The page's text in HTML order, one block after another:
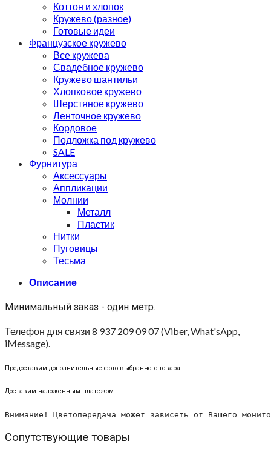
Коттон и хлопок
Кружево (разное)
Готовые идеи
Французское кружево
Все кружева
Свадебное кружево
Кружево шантильи
Хлопковое кружево
Шерстяное кружево
Ленточное кружево
Кордовое
Подложка под кружево
SALE
Фурнитура
Аксессуары
Аппликации
Молнии
Металл
Пластик
Нитки
Пуговицы
Тесьма
Описание
Минимальный заказ - один метр.
Телефон для связи 8 937 209 09 07 (Viber, What'sApp,
iMessage).
Предоставим дополнительные фото выбранного товара.
Доставим наложенным платежом.
Внимание! Цветопередача может зависеть от Вашего
Сопутствующие товары